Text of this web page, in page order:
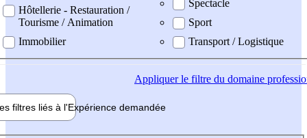
Hôtellerie - Restauration /
Tourisme / Animation
Immobilier
Spectacle
Sport
Transport / Logistique
Appliquerle filtre du domaine
filtres liés à l'Expérience demandée